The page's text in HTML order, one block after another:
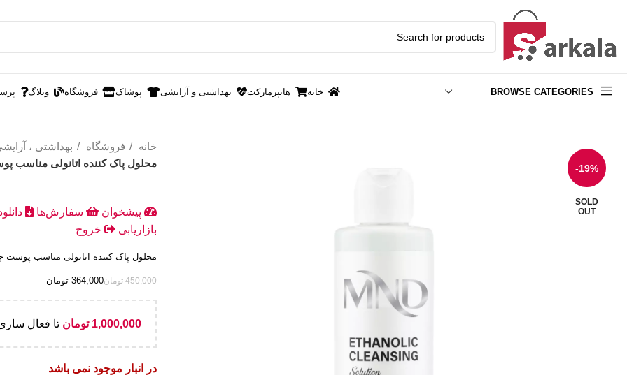
BROWSE CATEGORIES خانه هایپرمارکت بهداشتی و آرایشی پوشاک فروشگاه وبلاگ
-19%
SOLD
OUT
خانه فروشگاه بهداشتی ،
محلول پاک کننده اتانولی مناسب پوست چرب
پیشخوان سفارش‌ها
بازاریابی
خروج
محلول پاک کننده اتانولی مناسب پوست چرب ام
450,000 تومان364,000 تومان
1,000,000 تومان تا فعال
در انبار موجود نمی باشد